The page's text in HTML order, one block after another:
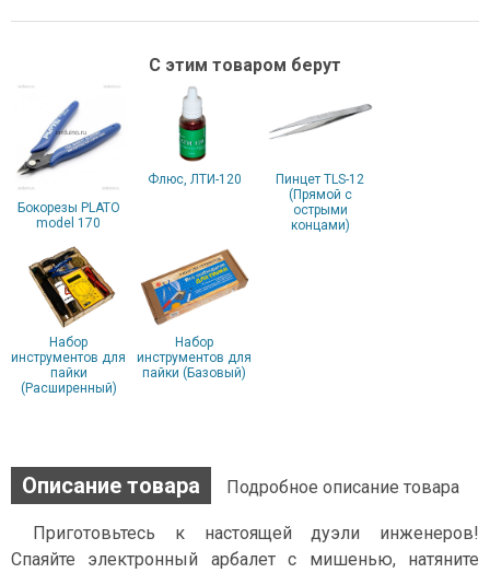
С этим товаром берут
Бокорезы PLATO
model 170
Флюс, ЛТИ-120
Пинцет TLS-12
(Прямой с
острыми
концами)
Набор
инструментов для
пайки
(Расширенный)
Набор
инструментов для
пайки (Базовый)
Описание товара Подробное описание товара
Приготовьтесь к настоящей дуэли инженеров!
Спаяйте электронный арбалет с мишенью, натяните